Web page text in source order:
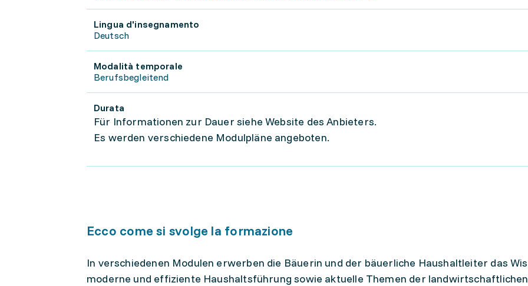
Lingua d'insegnamento
Deutsch
Modalità temporale
Berufsbegleitend
Durata
Für Informationen zur Dauer siehe Website des Anbieters.
Es werden verschiedene Modulpläne angeboten.
Ecco come si svolge la formazione
In verschiedenen Modulen erwerben die Bäuerin und der bäuerliche Haushaltleiter das
moderne und effiziente Haushaltsführung sowie aktuelle Themen der landwirtschaftlichen